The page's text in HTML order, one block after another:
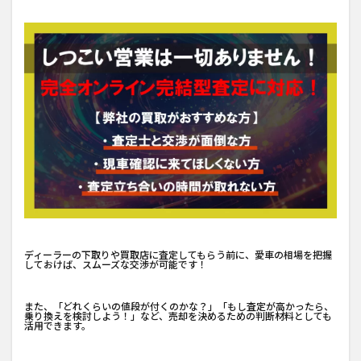
ディーラーの下取りや買取店に査定してもらう前に、愛車の相場を把握
しておけば、スムーズな交渉が可能です！
また、「どれくらいの値段が付くのかな？」「もし査定が高かったら、
乗り換えを検討しよう！」など、売却を決めるための判断材料としても
活用できます。